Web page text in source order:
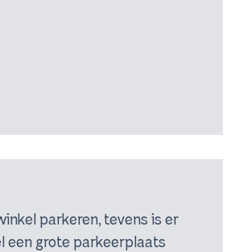
parkeren, tevens is er
een grote parkeerplaats